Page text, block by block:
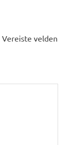
Vereiste velden